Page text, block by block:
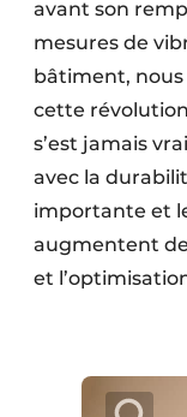
avant son
mesures de
bâtiment, nous
cette
s’est jamais
avec la
importante et
augmentent
et